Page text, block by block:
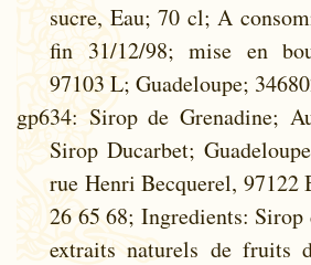
sucre, Eau; 70 cl; A
fin 31/12/98; mise en
97103 L; Guadeloupe;
gp634: Sirop de Grenadine;
Sirop Ducarbet;
rue Henri Becquerel, 97122
26 65 68; Ingredients: Sirop
extraits naturels de fruits